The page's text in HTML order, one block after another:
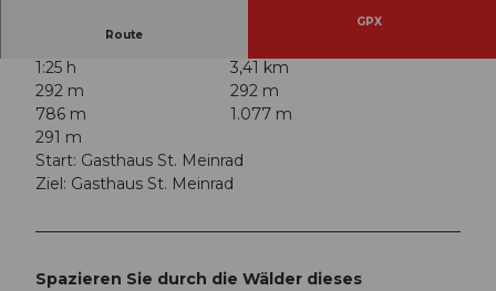
Route
GPX
1:25 h
3,41 km
292 m
292 m
786 m
1.077 m
291 m
Start: Gasthaus St. Meinrad
Ziel: Gasthaus St. Meinrad
Spazieren Sie durch die Wälder dieses